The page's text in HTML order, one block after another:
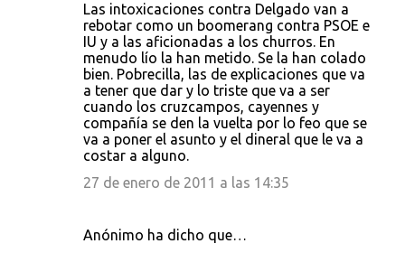
Las intoxicaciones contra Delgado van a
rebotar como un boomerang contra PSOE e
IU y a las aficionadas a los churros. En
menudo lío la han metido. Se la han colado
bien. Pobrecilla, las de explicaciones que va
a tener que dar y lo triste que va a ser
cuando los cruzcampos, cayennes y
compañía se den la vuelta por lo feo que se
va a poner el asunto y el dineral que le va a
costar a alguno.
27 de enero de 2011 a las 14:35
Anónimo ha dicho que…